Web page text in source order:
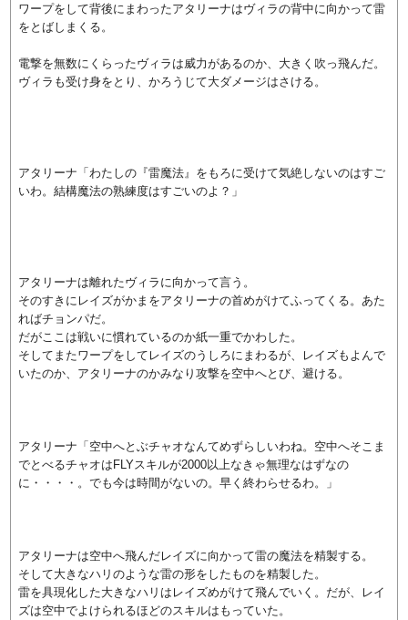
ワープをして背後にまわったアタリーナはヴィラの背中に向かって雷
をとばしまくる。
電撃を無数にくらったヴィラは威力があるのか、大きく吹っ飛んだ。
ヴィラも受け身をとり、かろうじて大ダメージはさける。
アタリーナ「わたしの『雷魔法』をもろに受けて気絶しないのはすご
いわ。結構魔法の熟練度はすごいのよ？」
アタリーナは離れたヴィラに向かって言う。
そのすきにレイズがかまをアタリーナの首めがけてふってくる。あた
ればチョンパだ。
だがここは戦いに慣れているのか紙一重でかわした。
そしてまたワープをしてレイズのうしろにまわるが、レイズもよんで
いたのか、アタリーナのかみなり攻撃を空中へとび、避ける。
アタリーナ「空中へとぶチャオなんてめずらしいわね。空中へそこま
でとべるチャオはFLYスキルが2000以上なきゃ無理なはずなの
に・・・・。でも今は時間がないの。早く終わらせるわ。」
アタリーナは空中へ飛んだレイズに向かって雷の魔法を精製する。
そして大きなハリのような雷の形をしたものを精製した。
雷を具現化した大きなハリはレイズめがけて飛んでいく。だが、レイ
ズは空中でよけられるほどのスキルはもっていた。